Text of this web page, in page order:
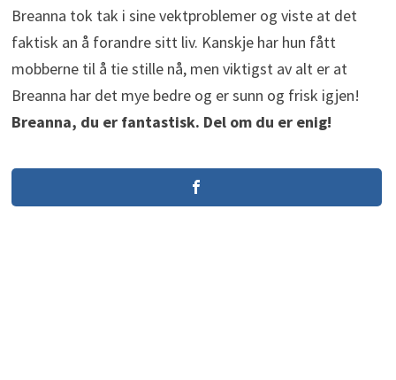
Breanna tok tak i sine vektproblemer og viste at det
faktisk an å forandre sitt liv. Kanskje har hun fått
mobberne til å tie stille nå, men viktigst av alt er at
Breanna har det mye bedre og er sunn og frisk igjen!
Breanna, du er fantastisk. Del om du er enig!